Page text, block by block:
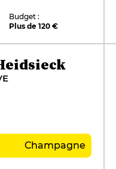
Budget :
Plus de 120 €
Champagne